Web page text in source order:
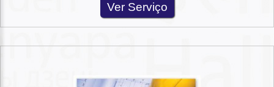
Ver Serviço